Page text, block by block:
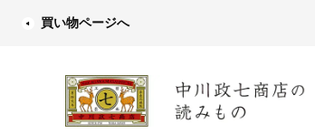
買い物ページへ